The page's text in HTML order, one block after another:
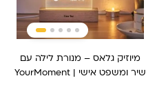
מיוזיק גלאס – מנורת לילה עם
שיר ומשפט אישי | YourMoment